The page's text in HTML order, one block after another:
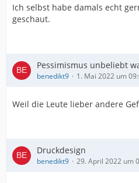
Ich selbst habe damals echt
geschaut.
Pessimismus unbeliebt
benedikt9 1. Mai 2022 um
Weil die Leute lieber andere
Druckdesign
benedikt9 29. April 2022 um